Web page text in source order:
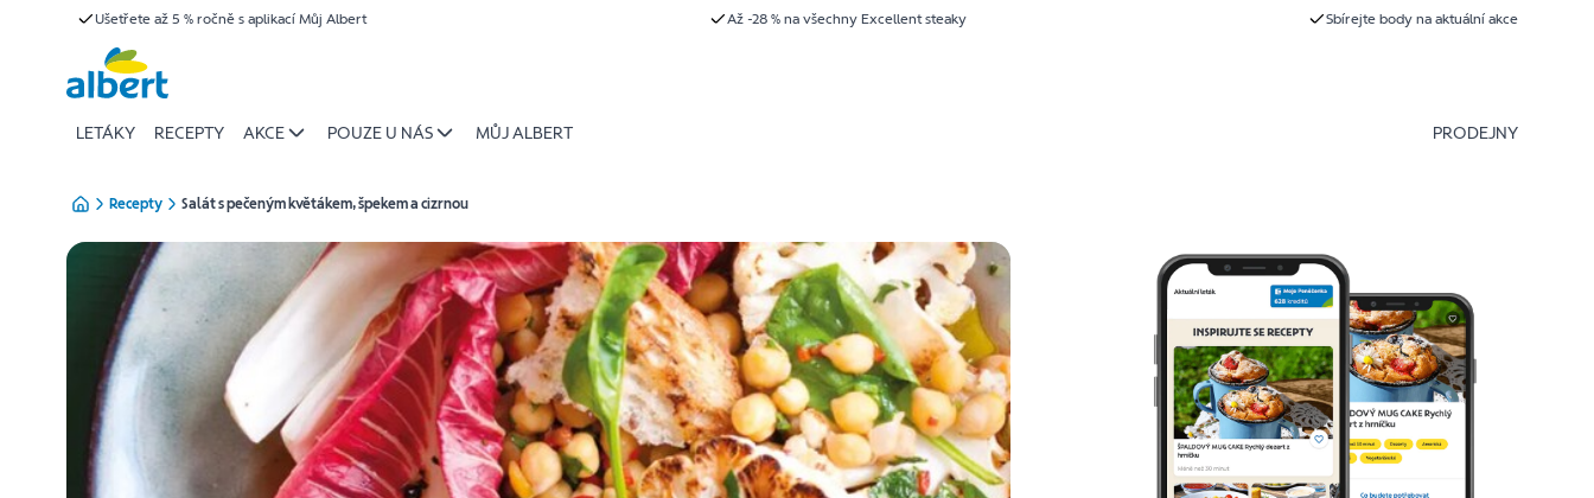
Ušetřete až 5 % ročně s aplikací Můj Albert Až -28 % na všechny Excellent steaky Sbírejte body na aktuální akce
LETÁKY RECEPTY AKCE POUZE U NÁS MŮJ ALBERT PRODEJNY
Recepty Salát s pečeným květákem, špekem a cizrnou